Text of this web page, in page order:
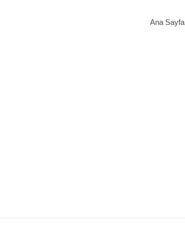
Ana Sayfa